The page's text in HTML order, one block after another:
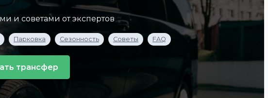
и советами от экспертов
Парковка Сезонность Советы FAQ
трансфер